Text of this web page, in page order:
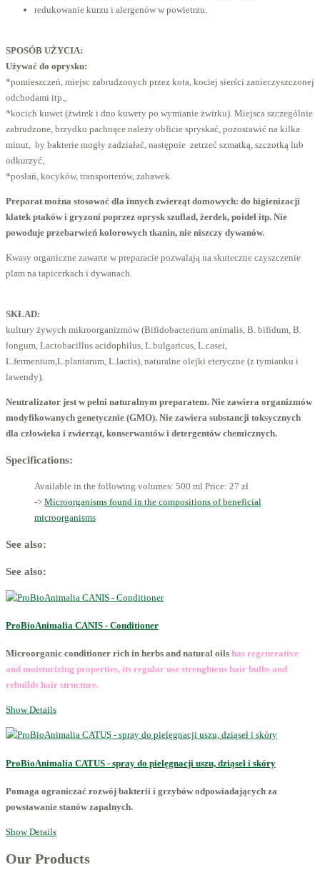
redukowanie kurzu i alergenów w powietrzu.
SPOSÓB UŻYCIA:
Używać do oprysku:
*pomieszczeń, miejsc zabrudzonych przez kota, kociej sierści zanieczyszczonej
odchodami itp.,
*kocich kuwet (żwirek i dno kuwety po wymianie żwirku). Miejsca szczególnie
zabrudzone, brzydko pachnące należy obficie spryskać, pozostawić na kilka
minut, by bakterie mogły zadziałać, następnie zetrzeć szmatką, szczotką lub
odkurzyć,
*posłań, kocyków, transporterów, zabawek.
Preparat można stosować dla innych zwierząt domowych: do higienizacji
klatek ptaków i gryzoni poprzez oprysk szuflad, żerdek, poideł itp. Nie
powoduje przebarwień kolorowych tkanin, nie niszczy dywanów.
Kwasy organiczne zawarte w preparacie pozwalają na skuteczne czyszczenie
plam na tapicerkach i dywanach.
SKŁAD:
kultury żywych mikroorganizmów (Bifidobacterium animalis, B. bifidum, B.
longum, Lactobacillus acidophilus, L.bulgaricus, L.casei,
L.fermentum,L.plantarum, L.lactis), naturalne olejki eteryczne (z tymianku i
lawendy).
Neutralizator jest w pełni naturalnym preparatem. Nie zawiera organizmów
modyfikowanych genetycznie (GMO). Nie zawiera substancji toksycznych
dla człowieka i zwierząt, konserwantów i detergentów chemicznych.
Specifications:
Available in the following volumes: 500 ml Price: 27 zł
-> Microorganisms found in the compositions of beneficial
microorganisms
See also:
See also:
ProBioAnimalia CANIS - Conditioner
Microorganic conditioner rich in herbs and natural oils has regenerative
and moisturizing properties, its regular use strenghtens hair bulbs and
rebuilds hair structure.
Show Details
ProBioAnimalia CATUS - spray do pielęgnacji uszu, dziąseł i skóry
Pomaga ograniczać rozwój bakterii i grzybów odpowiadających za
powstawanie stanów zapalnych.
Show Details
Our Products